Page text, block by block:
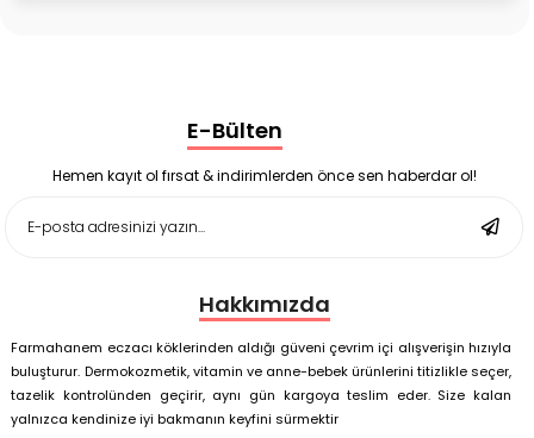
Enterogermina Family 5 ml 20 Flakon
Deep Flex Stres Azaltıcı ve Enerji Dengeleyici Topraklama
Matı Set 40x60 cm
Deep Flex Stres Azaltıcı ve Enerji Dengeleyici Topraklama
E-Bülten
Hemen kayıt ol fırsat & indirimlerden önce sen haberdar ol!
Hakkımızda
Farmahanem eczacı köklerinden aldığı güveni çevrim içi alışverişin hızıyla
buluşturur. Dermokozmetik, vitamin ve anne-bebek ürünlerini titizlikle seçer,
tazelik kontrolünden geçirir, aynı gün kargoya teslim eder. Size kalan
yalnızca kendinize iyi bakmanın keyfini sürmektir